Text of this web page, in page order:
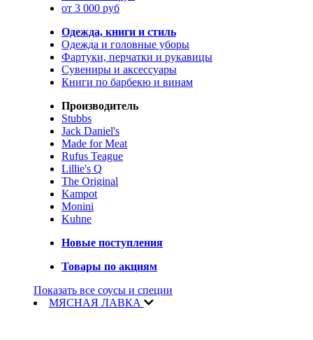
от 3 000 руб
Одежда, книги и стиль
Одежда и головные уборы
Фартуки, перчатки и рукавицы
Сувениры и аксессуары
Книги по барбекю и винам
Производитель
Stubbs
Jack Daniel's
Made for Meat
Rufus Teague
Lillie's Q
The Original
Kampot
Monini
Kuhne
Новые поступления
Товары по акциям
Показать все соусы и специи
МЯСНАЯ ЛАВКА